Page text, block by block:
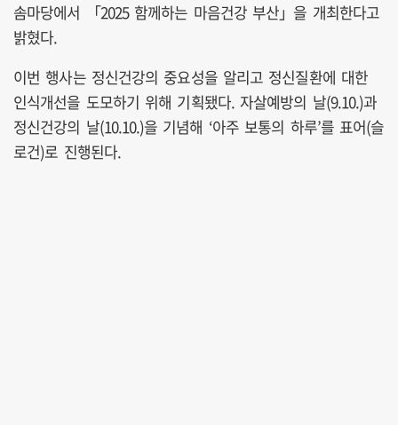
솜마당에서 「2025 함께하는 마음건강 부산」을 개최한다고
밝혔다.
이번 행사는 정신건강의 중요성을 알리고 정신질환에 대한
인식개선을 도모하기 위해 기획됐다. 자살예방의 날(9.10.)과
정신건강의 날(10.10.)을 기념해 ‘아주 보통의 하루’를 표어(슬
로건)로 진행된다.